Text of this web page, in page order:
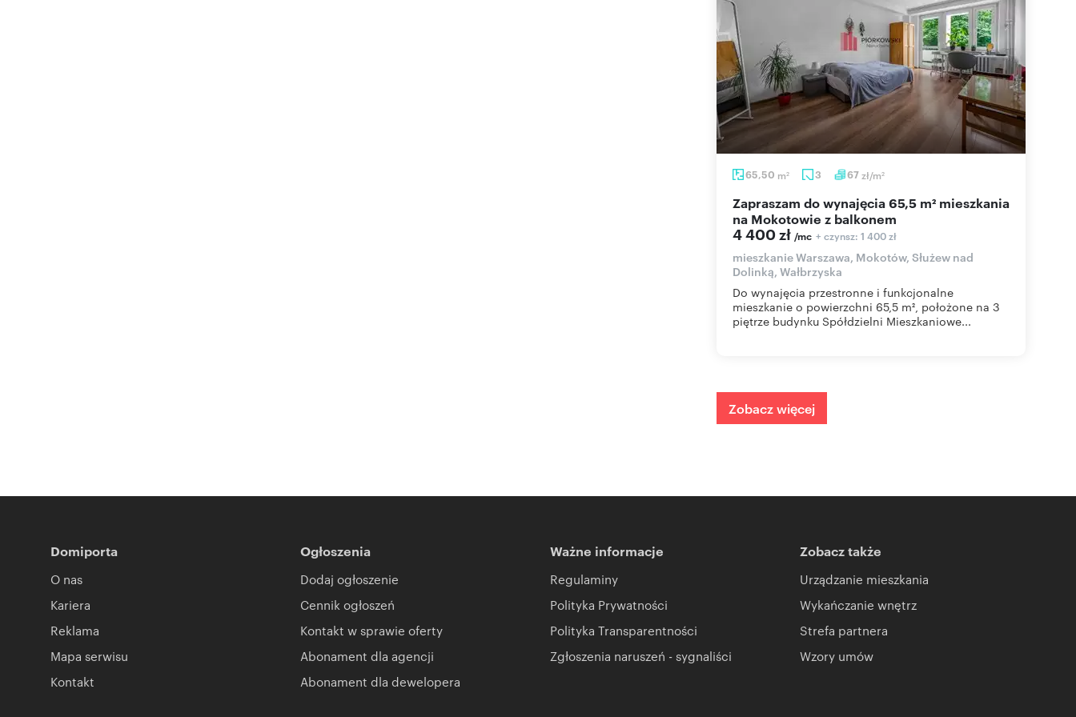
65,50 m2 3 67zł/m2
Zapraszam do wynajęcia 65,5 m² mieszkania
na Mokotowie z balkonem
4 400 zł /mc + czynsz: 1 400 zł
mieszkanie Warszawa, Mokotów, Służew nad
Dolinką, Wałbrzyska
Do wynajęcia przestronne i funkcjonalne
mieszkanie o powierzchni 65,5 m², położone na 3
piętrze budynku Spółdzielni Mieszkaniowe...
Zobacz więcej
Domiporta
O nas
Kariera
Reklama
Mapa serwisu
Kontakt
Ogłoszenia
Dodaj ogłoszenie
Cennik ogłoszeń
Kontakt w sprawie oferty
Abonament dla agencji
Abonament dla dewelopera
Ważne informacje
Regulaminy
Polityka Prywatności
Polityka Transparentności
Zgłoszenia naruszeń - sygnaliści
Zobacz także
Urządzanie mieszkania
Wykańczanie wnętrz
Strefa partnera
Wzory umów